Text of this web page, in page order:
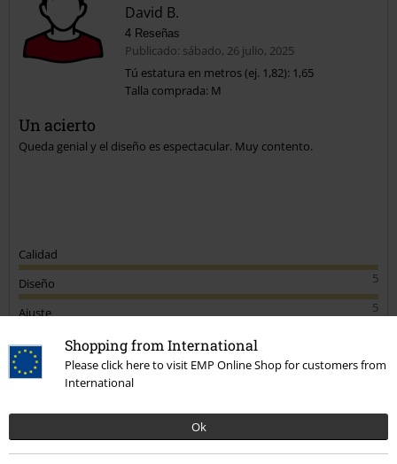
Shopping from International
Please click here to visit EMP Online Shop for customers from
International
Ok
David B.
4 Reseñas
Publicado: sábado, 26 julio, 2025
Tú estatura en metros (ej. 1,82): 1,65
Talla comprada: M
Un acierto
Queda genial y el diseño es espectacular. Muy contento.
Calidad
5
Diseño
5
Ajuste
Anchura
Demasiado estrecho
Perfecto
Demasiado ancho
Longitud
Demasiado corto
Perfecto Demasiado largo